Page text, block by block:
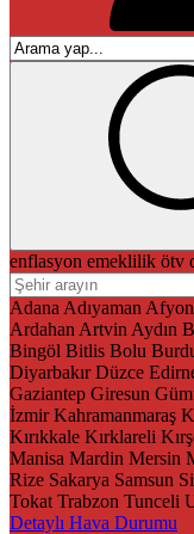
enflasyon emeklilik ötv
Adana Adıyaman Afyon
Ardahan Artvin Aydın
Bingöl Bitlis Bolu
Diyarbakır Düzce
Gaziantep Giresun
İzmir Kahramanmaraş
Kırıkkale Kırklareli
Manisa Mardin Mersin
Rize Sakarya Samsun
Tokat Trabzon Tunceli
Detaylı Hava Durumu